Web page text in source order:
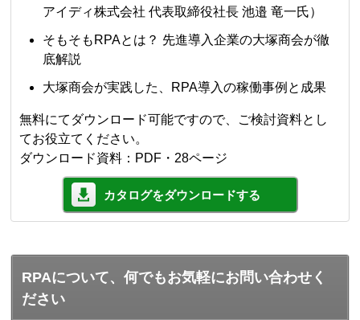
アイディ株式会社 代表取締役社長 池邉 竜一氏）
そもそもRPAとは？ 先進導入企業の大塚商会が徹
底解説
大塚商会が実践した、RPA導入の稼働事例と成果
無料にてダウンロード可能ですので、ご検討資料とし
てお役立てください。
ダウンロード資料：PDF・28ページ
カタログをダウンロードする
RPAについて、何でもお気軽にお問い合わせく
ださい